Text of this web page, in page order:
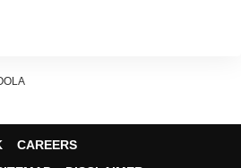
की दिशा में बढ़ रही है. एक
Bank ने कहा है कि विश्‍व की 3
CAREERS